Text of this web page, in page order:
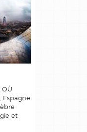
OÙ
Espagne.
et